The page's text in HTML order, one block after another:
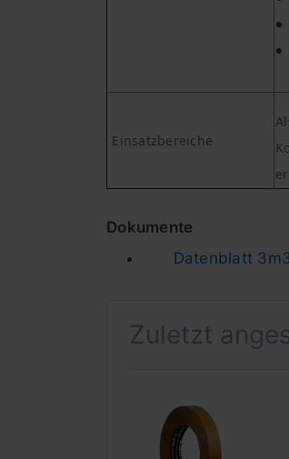
Einsatzbereiche
Dokumente
Datenblatt
Zuletzt